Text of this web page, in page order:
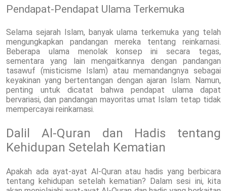
Pendapat-Pendapat Ulama Terkemuka
Selama sejarah Islam, banyak ulama terkemuka yang telah
mengungkapkan pandangan mereka tentang reinkarnasi.
Beberapa ulama menolak konsep ini secara tegas,
sementara yang lain mengaitkannya dengan pandangan
tasawuf (misticisme Islam) atau memandangnya sebagai
keyakinan yang bertentangan dengan ajaran Islam. Namun,
penting untuk dicatat bahwa pendapat ulama dapat
bervariasi, dan pandangan mayoritas umat Islam tetap tidak
mempercayai reinkarnasi.
Dalil Al-Quran dan Hadis tentang
Kehidupan Setelah Kematian
Apakah ada ayat-ayat Al-Quran atau hadis yang berbicara
tentang kehidupan setelah kematian? Dalam sesi ini, kita